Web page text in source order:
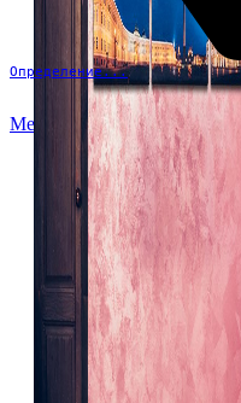
Определение...
Меню